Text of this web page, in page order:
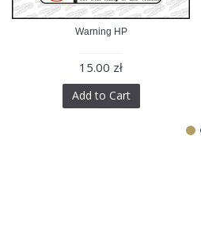
Warning HP
15.00 zł
Add to Cart